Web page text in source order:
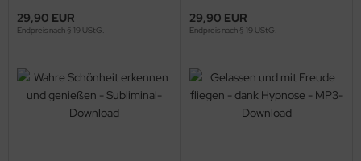
29,90 EUR
Endpreis nach § 19 UStG.
29,90 EUR
Endpreis nach § 19 UStG.